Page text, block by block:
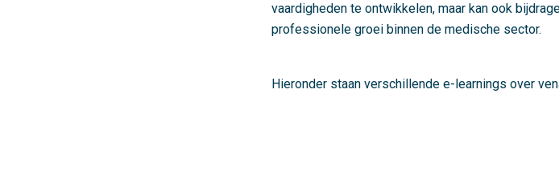
vaardigheden te ontwikkelen, maar kan ook
professionele groei binnen de medische sector.
Hieronder staan verschillende e-learnings over